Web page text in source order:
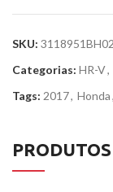
SKU: 3118951BH02
Categorias: HR-V,
Tags: 2017, Honda,